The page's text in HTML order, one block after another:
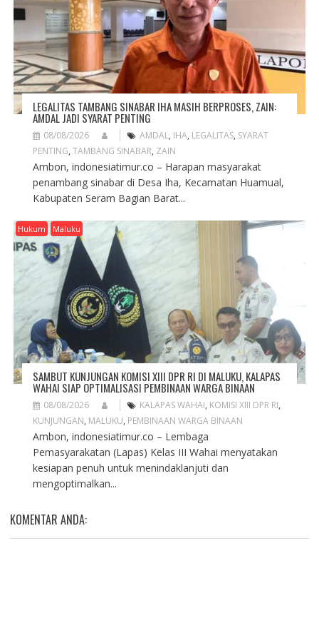
LEGALITAS TAMBANG SINABAR IHA MASIH BERPROSES, ZAIN:
AMDAL JADI SYARAT PENTING
08/08/2026 AMDAL, IHA, LEGALITAS, SYARAT
PENTING, TAMBANG SINABAR, ZAIN
Ambon, indonesiatimur.co – Harapan masyarakat
penambang sinabar di Desa Iha, Kecamatan Huamual,
Kabupaten Seram Bagian Barat...
Hukum Maluku
SAMBUT KUNJUNGAN KOMISI XIII DPR RI DI MALUKU, KALAPAS
WAHAI SIAP OPTIMALISASI PEMBINAAN WARGA BINAAN
08/08/2026 KALAPAS WAHAI, KOMISI XIII DPR RI,
KUNJUNGAN, MALUKU, PEMBINAAN WARGA BINAAN
Ambon, indonesiatimur.co – Lembaga
Pemasyarakatan (Lapas) Kelas III Wahai menyatakan
kesiapan penuh untuk menindaklanjuti dan
mengoptimalkan...
KOMENTAR ANDA: